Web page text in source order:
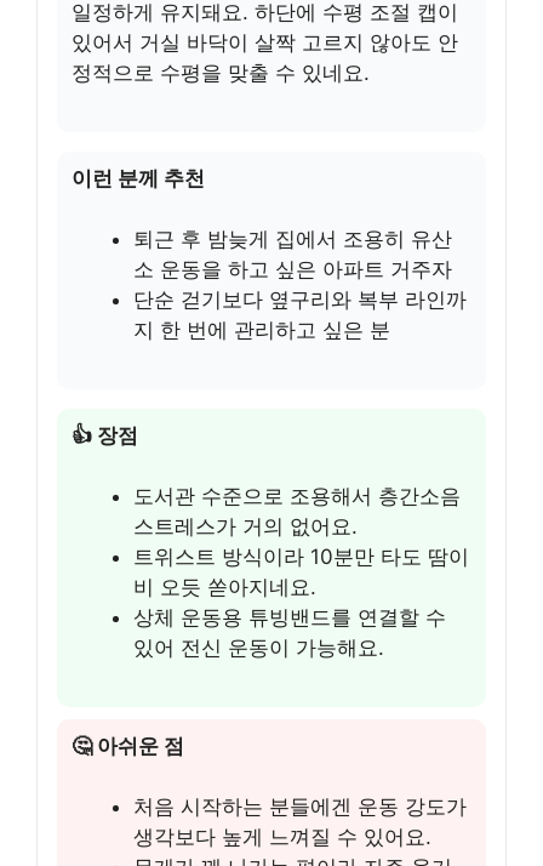
일정하게 유지돼요. 하단에 수평 조절 캡이
있어서 거실 바닥이 살짝 고르지 않아도 안
정적으로 수평을 맞출 수 있네요.
이런 분께 추천
퇴근 후 밤늦게 집에서 조용히 유산
소 운동을 하고 싶은 아파트 거주자
단순 걷기보다 옆구리와 복부 라인까
지 한 번에 관리하고 싶은 분
👍 장점
도서관 수준으로 조용해서 층간소음
스트레스가 거의 없어요.
트위스트 방식이라 10분만 타도 땀이
비 오듯 쏟아지네요.
상체 운동용 튜빙밴드를 연결할 수
있어 전신 운동이 가능해요.
🤔 아쉬운 점
처음 시작하는 분들에겐 운동 강도가
생각보다 높게 느껴질 수 있어요.